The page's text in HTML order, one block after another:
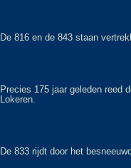
De 816 en de 843 staan
Precies 175 jaar geleden reed
Lokeren.
De 833 rijdt door het